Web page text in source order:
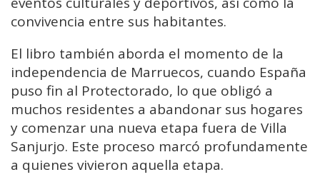
convivencia entre sus habitantes.
El libro también aborda el momento de la
independencia de Marruecos, cuando España
puso fin al Protectorado, lo que obligó a
muchos residentes a abandonar sus hogares
y comenzar una nueva etapa fuera de Villa
Sanjurjo. Este proceso marcó profundamente
a quienes vivieron aquella etapa.